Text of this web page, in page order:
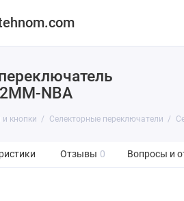
NBA
кнопки Селекторные переключатели
Отзывы 0 Вопросы и